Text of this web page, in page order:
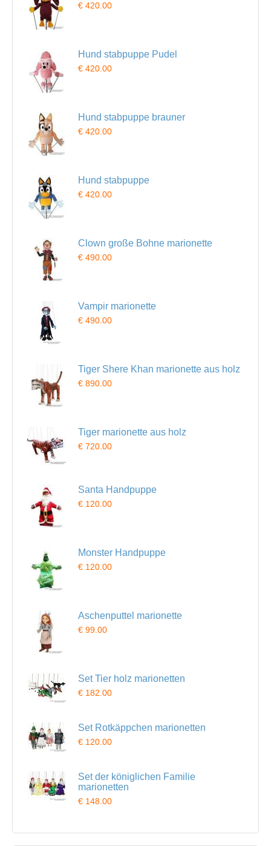
€ 420.00
Hund stabpuppe Pudel
€ 420.00
Hund stabpuppe brauner
€ 420.00
Hund stabpuppe
€ 420.00
Clown große Bohne marionette
€ 490.00
Vampir marionette
€ 490.00
Tiger Shere Khan marionette aus holz
€ 890.00
Tiger marionette aus holz
€ 720.00
Santa Handpuppe
€ 120.00
Monster Handpuppe
€ 120.00
Aschenputtel marionette
€ 99.00
Set Tier holz marionetten
€ 182.00
Set Rotkäppchen marionetten
€ 120.00
Set der königlichen Familie
marionetten
€ 148.00